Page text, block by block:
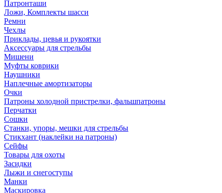
Патронташи
Ложи, Комплекты шасси
Ремни
Чехлы
Приклады, цевья и рукоятки
Аксессуары для стрельбы
Мишени
Муфты коврики
Наушники
Наплечные амортизаторы
Очки
Патроны холодной пристрелки, фальшпатроны
Перчатки
Сошки
Станки, упоры, мешки для стрельбы
Стикхант (наклейки на патроны)
Сейфы
Товары для охоты
Засидки
Лыжи и снегоступы
Манки
Маскировка